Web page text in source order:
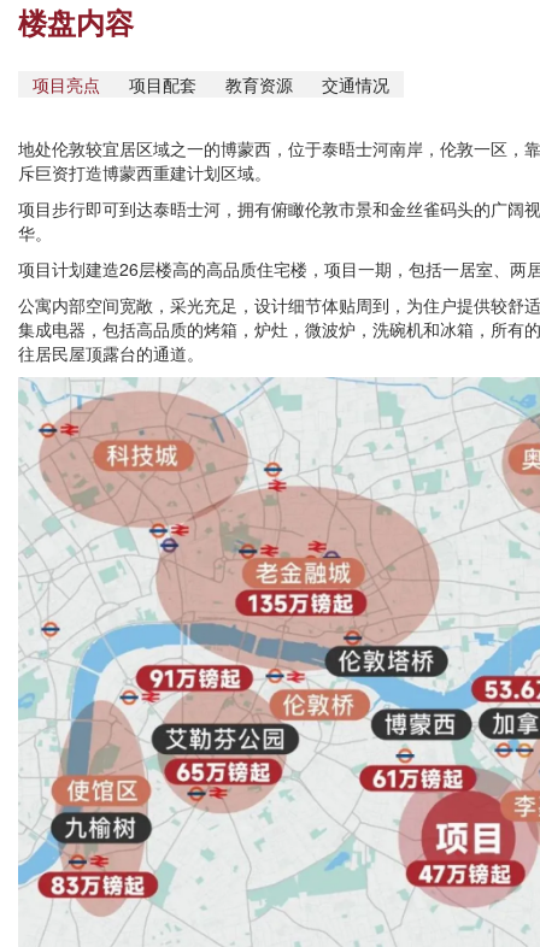
楼盘内容
项目亮点 项目配套 教育资源 交通情况
地处伦敦较宜居区域之一的博蒙西，位于泰晤士河南岸，伦敦一区，
斥巨资打造博蒙西重建计划区域。
项目步行即可到达泰晤士河，拥有俯瞰伦敦市景和金丝雀码头的广阔
华。
项目计划建造26层楼高的高品质住宅楼，项目一期，包括一居室、两
公寓内部空间宽敞，采光充足，设计细节体贴周到，为住户提供较舒
集成电器，包括高品质的烤箱，炉灶，微波炉，洗碗机和冰箱，所有
往居民屋顶露台的通道。